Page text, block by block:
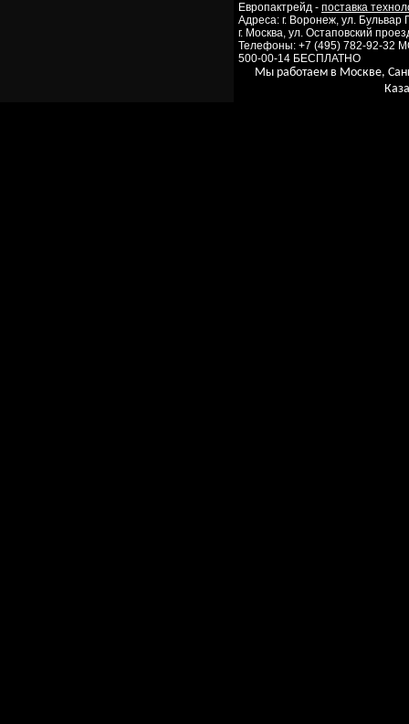
Европактрейд - поставка
Адреса: г. Воронеж, ул.
г. Москва, ул. Остаповский
Телефоны: +7 (495) 782-92-32
500-00-14 БЕСПЛАТНО
Мы работаем в Москве,